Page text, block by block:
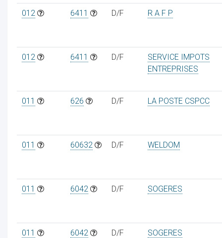
012 6411 D/F R A F P
012 6411 D/F
SERVICE IMPOTS
ENTREPRISES
011 626 D/F LA POSTE CSPCC
011 60632 D/F WELDOM
011 6042 D/F SOGERES
011 6042 D/F SOGERES